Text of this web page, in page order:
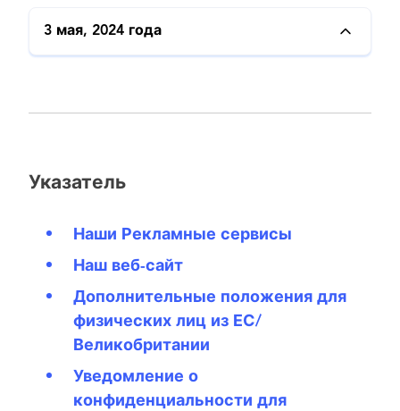
3 мая, 2024 года
Указатель
Наши Рекламные сервисы
Наш веб-сайт
Дополнительные положения для
физических лиц из ЕС/
Великобритании
Уведомление о
конфиденциальности для